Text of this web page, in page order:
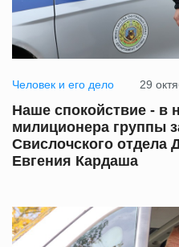
Человек и его дело 29
Наше спокойствие - в
милиционера группы
Свислочского отдела
Евгения Кардаша